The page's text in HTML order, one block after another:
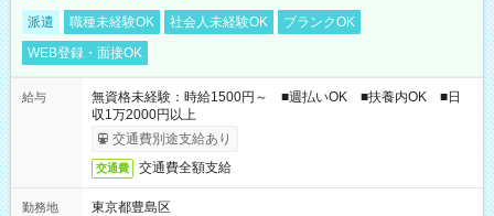
派遣 職種未経験OK 社会人未経験OK
ブランクOK
WEB登録・面接OK
給与
無資格未経験：時給1500円～ ■週払いOK ■扶養内OK ■日
収1万2000円以上
交通費別途支給あり
交通費 交通費全額支給
勤務地
東京都豊島区